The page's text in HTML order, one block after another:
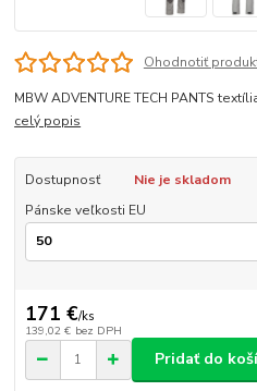
Ohodnotiť
MBW ADVENTURE TECH PANTS
celý popis
Dostupnosť
Nie je skladom
Pánske veľkosti EU
171 €/ks
139,02 € bez DPH
Pridať do